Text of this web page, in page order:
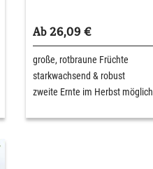
Ab 26,09 €
große, rotbraune Früchte
starkwachsend & robust
zweite Ernte im Herbst möglich